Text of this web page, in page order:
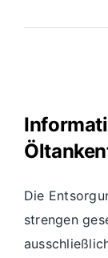
Die
strengen